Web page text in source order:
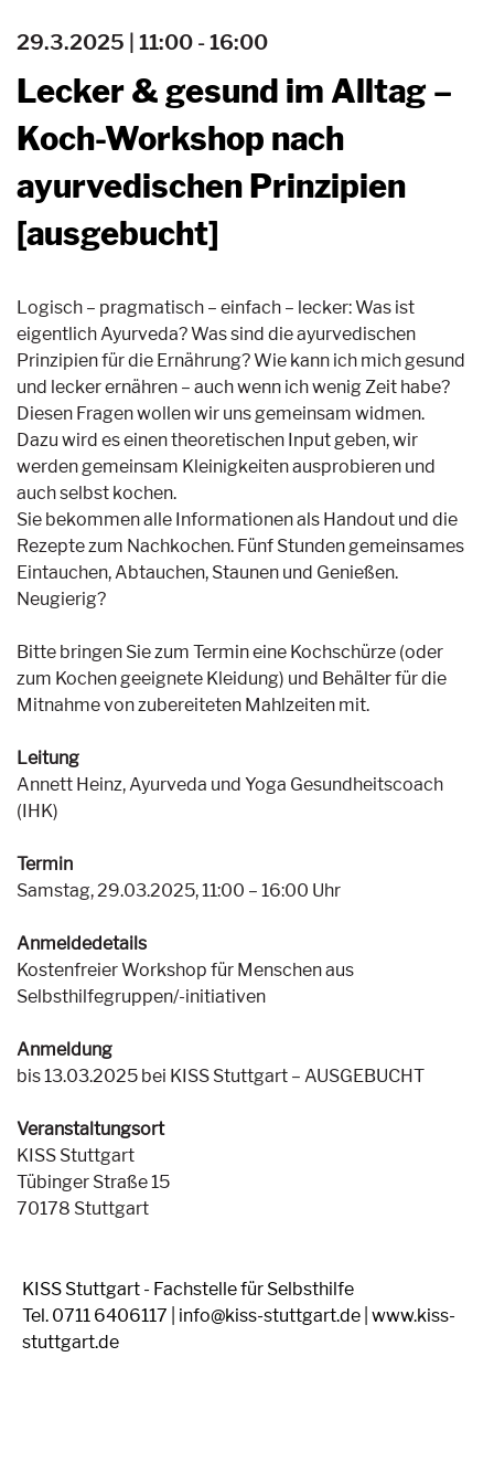
29.3.2025 | 11:00 - 16:00
Lecker & gesund im Alltag –
Koch-Workshop nach
ayurvedischen Prinzipien
[ausgebucht]
Logisch – pragmatisch – einfach – lecker: Was ist
eigentlich Ayurveda? Was sind die ayurvedischen
Prinzipien für die Ernährung? Wie kann ich mich gesund
und lecker ernähren – auch wenn ich wenig Zeit habe?
Diesen Fragen wollen wir uns gemeinsam widmen.
Dazu wird es einen theoretischen Input geben, wir
werden gemeinsam Kleinigkeiten ausprobieren und
auch selbst kochen.
Sie bekommen alle Informationen als Handout und die
Rezepte zum Nachkochen. Fünf Stunden gemeinsames
Eintauchen, Abtauchen, Staunen und Genießen.
Neugierig?
Bitte bringen Sie zum Termin eine Kochschürze (oder
zum Kochen geeignete Kleidung) und Behälter für die
Mitnahme von zubereiteten Mahlzeiten mit.
Leitung
Annett Heinz, Ayurveda und Yoga Gesundheitscoach
(IHK)
Termin
Samstag, 29.03.2025, 11:00 – 16:00 Uhr
Anmeldedetails
Kostenfreier Workshop für Menschen aus
Selbsthilfegruppen/-initiativen
Anmeldung
bis 13.03.2025 bei KISS Stuttgart – AUSGEBUCHT
Veranstaltungsort
KISS Stuttgart
Tübinger Straße 15
70178 Stuttgart
KISS Stuttgart - Fachstelle für Selbsthilfe
Tel. 0711 6406117 | info@kiss-stuttgart.de | www.kiss-
stuttgart.de